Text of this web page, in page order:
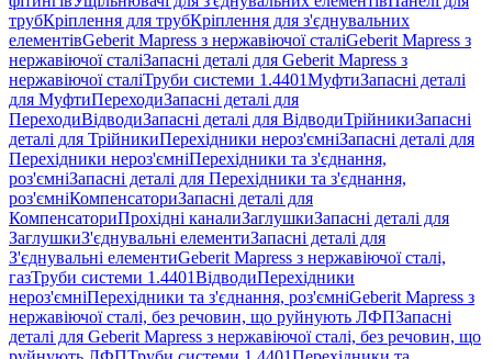
трубКріплення для трубКріплення для з'єднувальних
елементівGeberit Mapress з нержавіючої сталіGeberit Mapress з
нержавіючої сталіЗапасні деталі для Geberit Mapress з
нержавіючої сталіТруби системи 1.4401МуфтиЗапасні деталі
для МуфтиПереходиЗапасні деталі для
ПереходиВідводиЗапасні деталі для ВідводиТрійникиЗапасні
деталі для ТрійникиПерехідники нероз'ємніЗапасні деталі для
Перехідники нероз'ємніПерехідники та з'єднання,
роз'ємніЗапасні деталі для Перехідники та з'єднання,
роз'ємніКомпенсаториЗапасні деталі для
КомпенсаториПрохідні каналиЗаглушкиЗапасні деталі для
ЗаглушкиЗ'єднувальні елементиЗапасні деталі для
З'єднувальні елементиGeberit Mapress з нержавіючої сталі,
газТруби системи 1.4401ВідводиПерехідники
нероз'ємніПерехідники та з'єднання, роз'ємніGeberit Mapress з
нержавіючої сталі, без речовин, що руйнують ЛФПЗапасні
деталі для Geberit Mapress з нержавіючої сталі, без речовин, що